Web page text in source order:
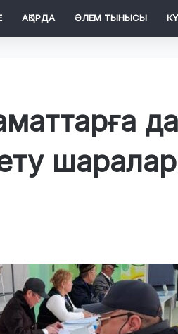
АҚОРДА ӘЛЕМ ТЫНЫСЫ